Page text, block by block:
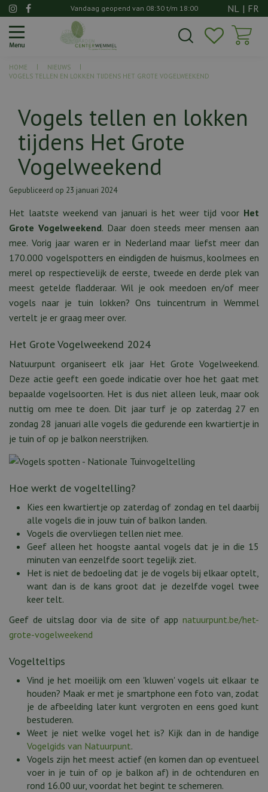
a
HOME
NIEUWS
VOGELS TELLEN EN LOKKEN TIJDENS HET GROTE VOGELWEEKEND
Vandaag geopend van 08:30t/m 18:00 NL | FR
Vogels tellen en lokken
tijdens Het Grote
Vogelweekend
Gepubliceerd op 23 januari 2024
Het laatste weekend van januari is het weer tijd voor Het
Grote Vogelweekend. Daar doen steeds meer mensen aan
mee. Vorig jaar waren er in Nederland maar liefst meer dan
170.000 vogelspotters en eindigden de huismus, koolmees en
merel op respectievelijk de eerste, tweede en derde plek van
meest getelde fladderaar. Wil je ook meedoen en/of meer
vogels naar je tuin lokken? Ons tuincentrum in Wemmel
vertelt je er graag meer over.
Het Grote Vogelweekend 2024
Natuurpunt organiseert elk jaar Het Grote Vogelweekend.
Deze actie geeft een goede indicatie over hoe het gaat met
bepaalde vogelsoorten. Het is dus niet alleen leuk, maar ook
nuttig om mee te doen. Dit jaar turf je op zaterdag 27 en
zondag 28 januari alle vogels die gedurende een kwartiertje in
je tuin of op je balkon neerstrijken.
Hoe werkt de vogeltelling?
Kies een kwartiertje op zaterdag of zondag en tel daarbij
alle vogels die in jouw tuin of balkon landen.
Vogels die overvliegen tellen niet mee.
Geef alleen het hoogste aantal vogels dat je in die 15
minuten van eenzelfde soort tegelijk ziet.
Het is niet de bedoeling dat je de vogels bij elkaar optelt,
want dan is de kans groot dat je dezelfde vogel twee
keer telt.
Geef de uitslag door via de site of app natuurpunt.be/het-
grote-vogelweekend
Vogelteltips
Vind je het moeilijk om een 'kluwen' vogels uit elkaar te
houden? Maak er met je smartphone een foto van, zodat
je de afbeelding later kunt vergroten en eens goed kunt
bestuderen.
Weet je niet welke vogel het is? Kijk dan in de handige
Vogelgids van Natuurpunt.
Vogels zijn het meest actief (en komen dan op eventueel
voer in je tuin of op je balkon af) in de ochtenduren en
rond 16.00 uur, voordat het begint te schemeren.